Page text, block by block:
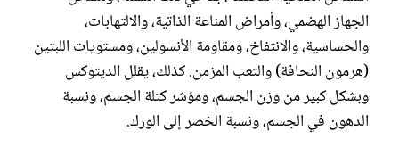
الجهاز الهضمي، وأمراض المناعة الذاتية، والالتهابات،
والحساسية، والانتفاخ، ومقاومة الأنسولين، ومستويات اللبتين
(هرمون النحافة) والتعب المزمن. كذلك، يقلل الديتوكس
وبشكل كبير من وزن الجسم، ومؤشر كتلة الجسم، ونسبة
الدهون في الجسم، ونسبة الخصر إلى الورك.